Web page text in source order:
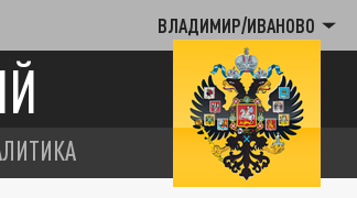
ВЛАДИМИР/ИВАНОВО